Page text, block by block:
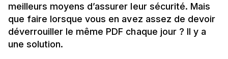
meilleurs moyens d’assurer leur sécurité. Mais
que faire lorsque vous en avez assez de devoir
déverrouiller le même PDF chaque jour ? Il y a
une solution.